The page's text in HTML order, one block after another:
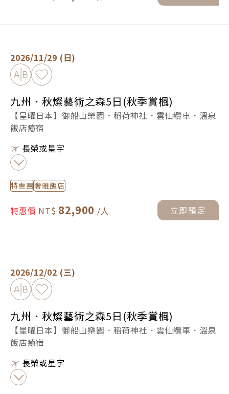
2026/11/29 (日)
加入比較加入最愛
九州．秋燦藝術之森5日(秋季賞楓)
【星曜日本】御船山樂園．稻荷神社．雲仙纜車．溫泉
飯店癒宿
長榮或星宇
特惠團奢雅飯店
特惠價 82,900 立即預定
2026/12/02 (三)
加入比較加入最愛
九州．秋燦藝術之森5日(秋季賞楓)
【星曜日本】御船山樂園．稻荷神社．雲仙纜車．溫泉
飯店癒宿
長榮或星宇